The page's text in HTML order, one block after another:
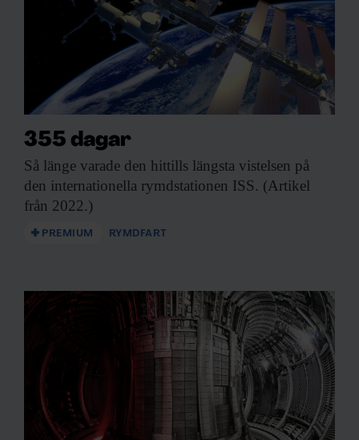
355 dagar
Så länge varade den hittills längsta vistelsen på
den internationella rymdstationen ISS. (Artikel
från 2022.)
PREMIUM RYMDFART